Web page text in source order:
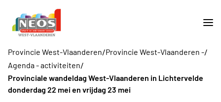
Provincie West-Vlaanderen/Provincie West-Vlaanderen -/
Agenda - activiteiten/
Provinciale wandeldag West-Vlaanderen in Lichtervelde
donderdag 22 mei en vrijdag 23 mei